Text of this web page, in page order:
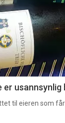
er usannsynlig
til eieren som får